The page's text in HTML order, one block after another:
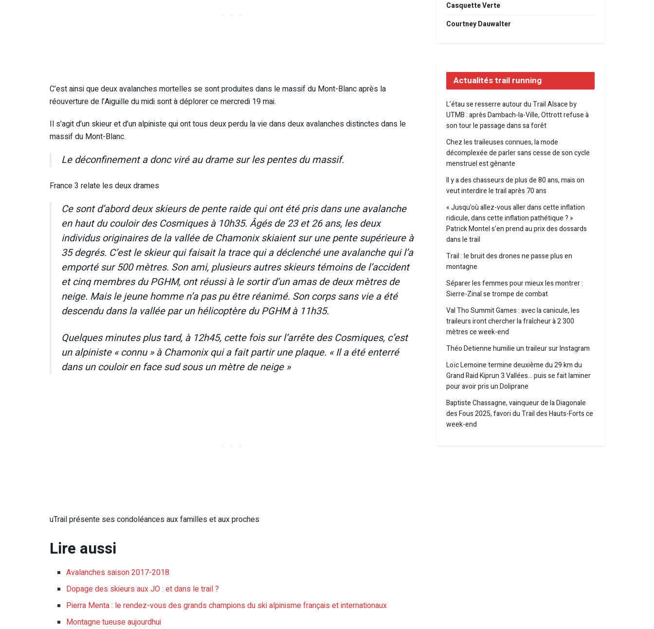
C’est ainsi que deux avalanches mortelles se sont produites dans le massif du Mont-Blanc après la
réouverture de l’Aiguille du midi sont à déplorer ce mercredi 19 mai.
Il s’agit d’un skieur et d’un alpiniste qui ont tous deux perdu la vie dans deux avalanches distinctes dans le
massif du Mont-Blanc.
Le déconfinement a donc viré au drame sur les pentes du massif.
France 3 relate les deux drames
Ce sont d’abord deux skieurs de pente raide qui ont été pris dans une avalanche
en haut du couloir des Cosmiques à 10h35. Âgés de 23 et 26 ans, les deux
individus originaires de la vallée de Chamonix skiaient sur une pente supérieure à
35 degrés. C’est le skieur qui faisait la trace qui a déclenché une avalanche qui l’a
emporté sur 500 mètres. Son ami, plusieurs autres skieurs témoins de l’accident
et cinq membres du PGHM, ont réussi à le sortir d’un amas de deux mètres de
neige. Mais le jeune homme n’a pas pu être réanimé. Son corps sans vie a été
descendu dans la vallée par un hélicoptère du PGHM à 11h35.
Quelques minutes plus tard, à 12h45, cette fois sur l’arrête des Cosmiques, c’est
un alpiniste « connu » à Chamonix qui a fait partir une plaque. « Il a été enterré
dans un couloir en face sud sous un mètre de neige »
uTrail présente ses condoléances aux familles et aux proches
Lire aussi
Avalanches saison 2017-2018
Dopage des skieurs aux JO : et dans le trail ?
Pierra Menta : le rendez-vous des grands champions du ski alpinisme français et internationaux
Montagne tueuse aujourdhui
Casquette Verte
Courtney Dauwalter
Actualités trail running
L’étau se resserre autour du Trail Alsace by
UTMB : après Dambach-la-Ville, Ottrott refuse à
son tour le passage dans sa forêt
Chez les traileuses connues, la mode
décomplexée de parler sans cesse de son cycle
menstruel est gênante
Il y a des chasseurs de plus de 80 ans, mais on
veut interdire le trail après 70 ans
« Jusqu’où allez-vous aller dans cette inflation
ridicule, dans cette inflation pathétique ? »
Patrick Montel s’en prend au prix des dossards
dans le trail
Trail : le bruit des drones ne passe plus en
montagne
Séparer les femmes pour mieux les montrer :
Sierre-Zinal se trompe de combat
Val Tho Summit Games : avec la canicule, les
traileurs iront chercher la fraîcheur à 2 300
mètres ce week-end
Théo Detienne humilie un traileur sur Instagram
Loïc Lemoine termine deuxième du 29 km du
Grand Raid Kiprun 3 Vallées… puis se fait laminer
pour avoir pris un Doliprane
Baptiste Chassagne, vainqueur de la Diagonale
des Fous 2025, favori du Trail des Hauts-Forts ce
week-end